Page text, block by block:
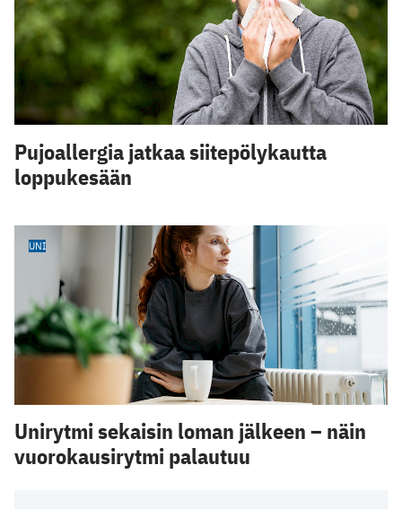
Pujoallergia jatkaa siitepölykautta
loppukesään
UNI
Unirytmi sekaisin loman jälkeen – näin
vuorokausirytmi palautuu